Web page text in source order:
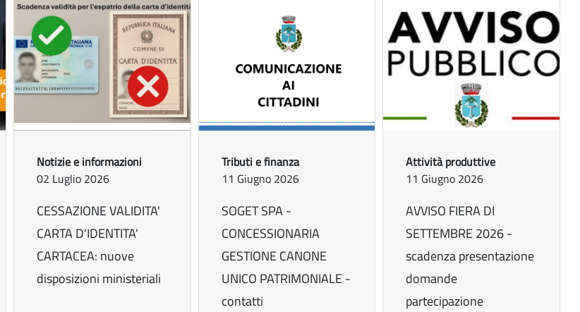
Notizie e informazioni
02 Luglio 2026
CESSAZIONE VALIDITA'
CARTA D'IDENTITA'
CARTACEA: nuove
disposizioni ministeriali
Tributi e finanza
11 Giugno 2026
SOGET SPA -
CONCESSIONARIA
GESTIONE CANONE
UNICO PATRIMONIALE -
contatti
Attività produttive
11 Giugno 2026
AVVISO FIERA DI
SETTEMBRE 2026 -
scadenza presentazione
domande
partecipazione